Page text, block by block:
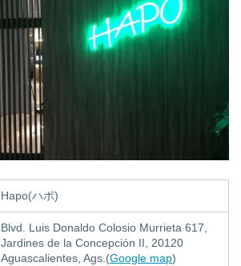
Hapo(ハポ)
Blvd. Luis Donaldo Colosio Murrieta 617,
Jardines de la Concepción II, 20120
Aguascalientes, Ags.(Google map)